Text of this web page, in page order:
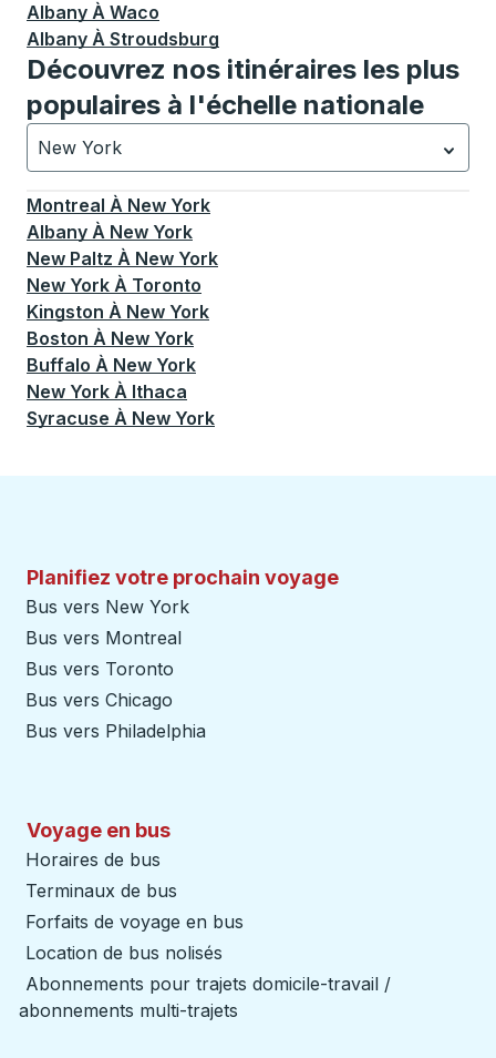
Albany À Waco
Albany À Stroudsburg
Découvrez nos itinéraires les plus
populaires à l'échelle nationale
New York
Actuellement sélectionné: New York.La sélection est
Montreal À New York
Albany À New York
New Paltz À New York
New York À Toronto
Kingston À New York
Boston À New York
Buffalo À New York
New York À Ithaca
Syracuse À New York
Planifiez votre prochain voyage
Bus vers New York
Bus vers Montreal
Bus vers Toronto
Bus vers Chicago
Bus vers Philadelphia
Voyage en bus
Horaires de bus
Terminaux de bus
Forfaits de voyage en bus
Location de bus nolisés
Abonnements pour trajets domicile-travail /
abonnements multi-trajets